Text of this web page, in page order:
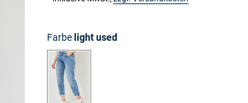
Farbe light used
light used